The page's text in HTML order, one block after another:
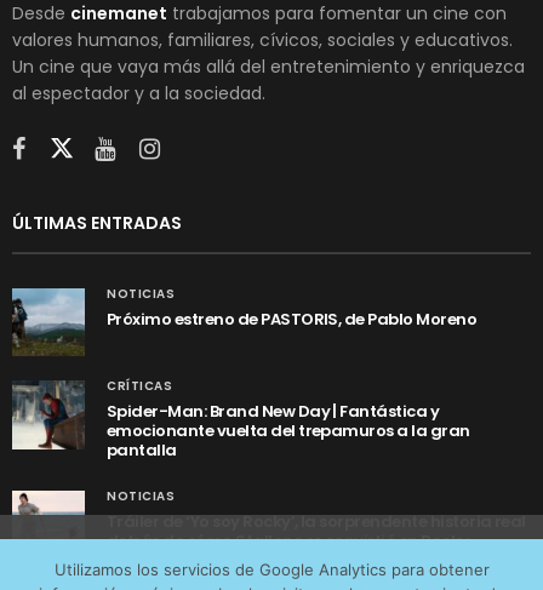
Desde cinemanet trabajamos para fomentar un cine con
valores humanos, familiares, cívicos, sociales y educativos.
Un cine que vaya más allá del entretenimiento y enriquezca
al espectador y a la sociedad.
ÚLTIMAS ENTRADAS
NOTICIAS
Próximo estreno de PASTORIS, de Pablo Moreno
CRÍTICAS
Spider-Man: Brand New Day | Fantástica y
emocionante vuelta del trepamuros a la gran
pantalla
NOTICIAS
Tráiler de ‘Yo soy Rocky’, la sorprendente historia real
detrás de cómo Stallone se convirtió en Rocky
Utilizamos los servicios de Google Analytics para obtener
tráfico web que recibimos y conocer los servicios que